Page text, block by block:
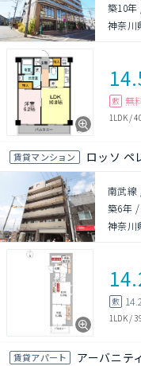
築10年
神奈川
敷 無
1LDK/
賃貸マンション ロッソ ペ
南武線
築6年 /
神奈川
敷
1LDK/
賃貸アパート アーバニテ